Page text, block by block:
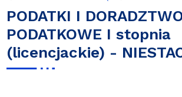
PODATKI I
PODATKOWE I stopnia
(licencjackie) -